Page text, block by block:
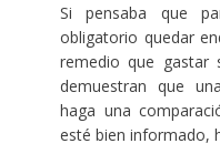
Si pensaba que
obligatorio quedar
remedio que gastar
demuestran que
haga una
esté bien informado,